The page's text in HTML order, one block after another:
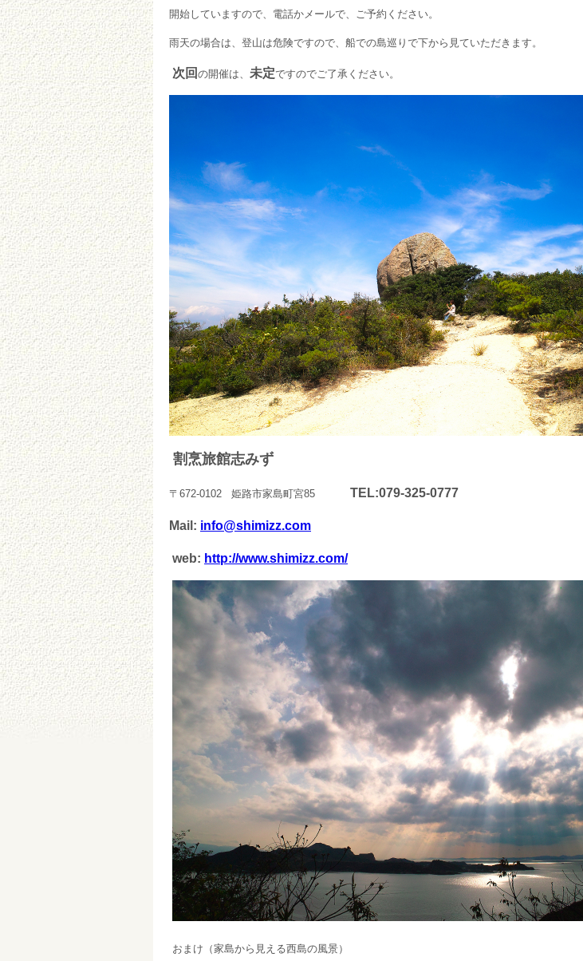
開始していますので、電話かメールで、ご予約ください。
雨天の場合は、登山は危険ですので、船での島巡りで下から見ていただきます。
次回 の開催は、 未定ですのでご了承ください。
割烹旅館志みず
〒672-0102 姫路市家島町宮85 TEL:079-325-0777
Mail: info@shimizz.com
web: http://www.shimizz.com/
おまけ（家島から見える西島の風景）